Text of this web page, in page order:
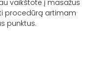
vaikštote į masažus
procedūrą artimam
punktus.